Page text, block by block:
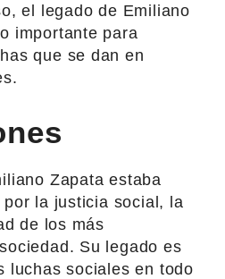
el legado de Emiliano
importante para
que se dan en
Zapata estaba
la justicia social, la
de los más
Su legado es
luchas sociales en todo